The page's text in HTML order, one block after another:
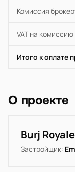
Комиссия
VAT на
Итого к оплате
О проекте
Burj Royale
Застройщик: